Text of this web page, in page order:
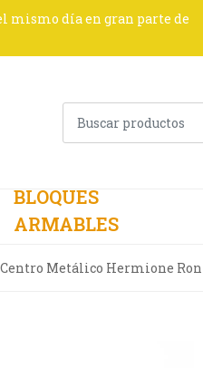
mismo día en gran parte de
BLOQUES
ARMABLES
Metálico Hermione Ron